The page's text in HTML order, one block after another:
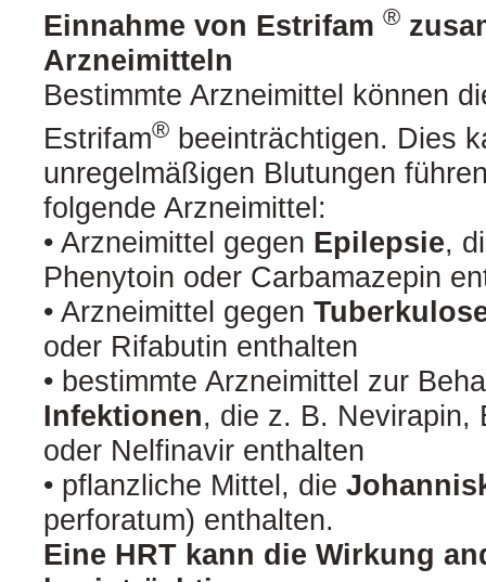
Einnahme von Estrifam ®
Arzneimitteln
Bestimmte Arzneimittel können
Estrifam® beeinträchtigen. Dies
unregelmäßigen Blutungen
folgende Arzneimittel:
• Arzneimittel gegen Epilepsie,
Phenytoin oder Carbamazepin
• Arzneimittel gegen
oder Rifabutin enthalten
• bestimmte Arzneimittel zur
Infektionen, die z. B. Nevirapin,
oder Nelfinavir enthalten
• pflanzliche Mittel, die
perforatum) enthalten.
Eine HRT kann die Wirkung